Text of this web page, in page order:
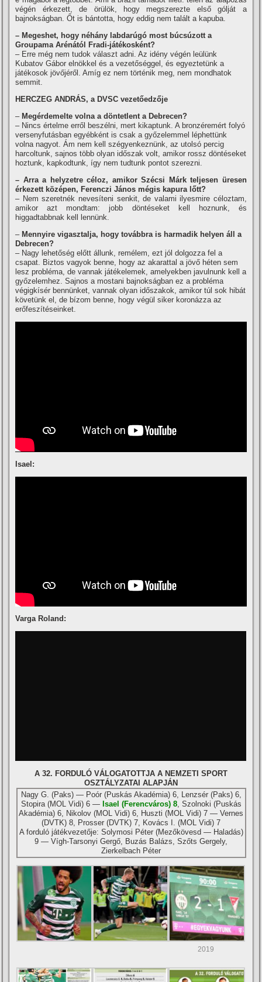
végén érkezett, de örülök, hogy megszerezte első gólját a
bajnokságban. Őt is bántotta, hogy eddig nem talált a kapuba.
– Megeshet, hogy néhány labdarúgó most búcsúzott a
Groupama Arénától Fradi-játékosként?
– Erre még nem tudok választ adni. Az idény végén leülünk
Kubatov Gábor elnökkel és a vezetőséggel, és egyeztetünk a
játékosok jövőjéről. Amí­g ez nem történik meg, nem mondhatok
semmit.
HERCZEG ANDRÁS, a DVSC vezetőedzője
– Megérdemelte volna a döntetlent a Debrecen?
– Nincs értelme erről beszélni, mert kikaptunk. A bronzéremért folyó
versenyfutásban egyébként is csak a győzelemmel léphettünk
volna nagyot. Ám nem kell szégyenkeznünk, az utolsó percig
harcoltunk, sajnos több olyan időszak volt, amikor rossz döntéseket
hoztunk, kapkodtunk, í­gy nem tudtunk pontot szerezni.
– Arra a helyzetre céloz, amikor Szécsi Márk teljesen üresen
érkezett középen, Ferenczi János mégis kapura lőtt?
– Nem szeretnék nevesí­teni senkit, de valami ilyesmire céloztam,
amikor azt mondtam: jobb döntéseket kell hoznunk, és
higgadtabbnak kell lennünk.
– Mennyire vigasztalja, hogy továbbra is harmadik helyen áll a
Debrecen?
– Nagy lehetőség előtt állunk, remélem, ezt jól dolgozza fel a
csapat. Biztos vagyok benne, hogy az akarattal a jövő héten sem
lesz probléma, de vannak játékelemek, amelyekben javulnunk kell a
győzelemhez. Sajnos a mostani bajnokságban ez a probléma
végigkí­sér bennünket, vannak olyan időszakok, amikor túl sok hibát
követünk el, de bí­zom benne, hogy végül siker koronázza az
erőfeszí­téseinket.
Isael:
Varga Roland:
A 32. FORDULÓ VÁLOGATOTTJA A NEMZETI SPORT
OSZTÁLYZATAI ALAPJÁN
Nagy G. (Paks) — Poór (Puskás Akadémia) 6, Lenzsér (Paks) 6,
Stopira (MOL Vidi) 6 — Isael (Ferencváros) 8, Szolnoki (Puskás
Akadémia) 6, Nikolov (MOL Vidi) 6, Huszti (MOL Vidi) 7 — Vernes
(DVTK) 8, Prosser (DVTK) 7, Kovács I. (MOL Vidi) 7
A forduló játékvezetője: Solymosi Péter (Mezőkövesd — Haladás)
9 — Ví­gh-Tarsonyi Gergő, Buzás Balázs, Szőts Gergely,
Zierkelbach Péter
2019